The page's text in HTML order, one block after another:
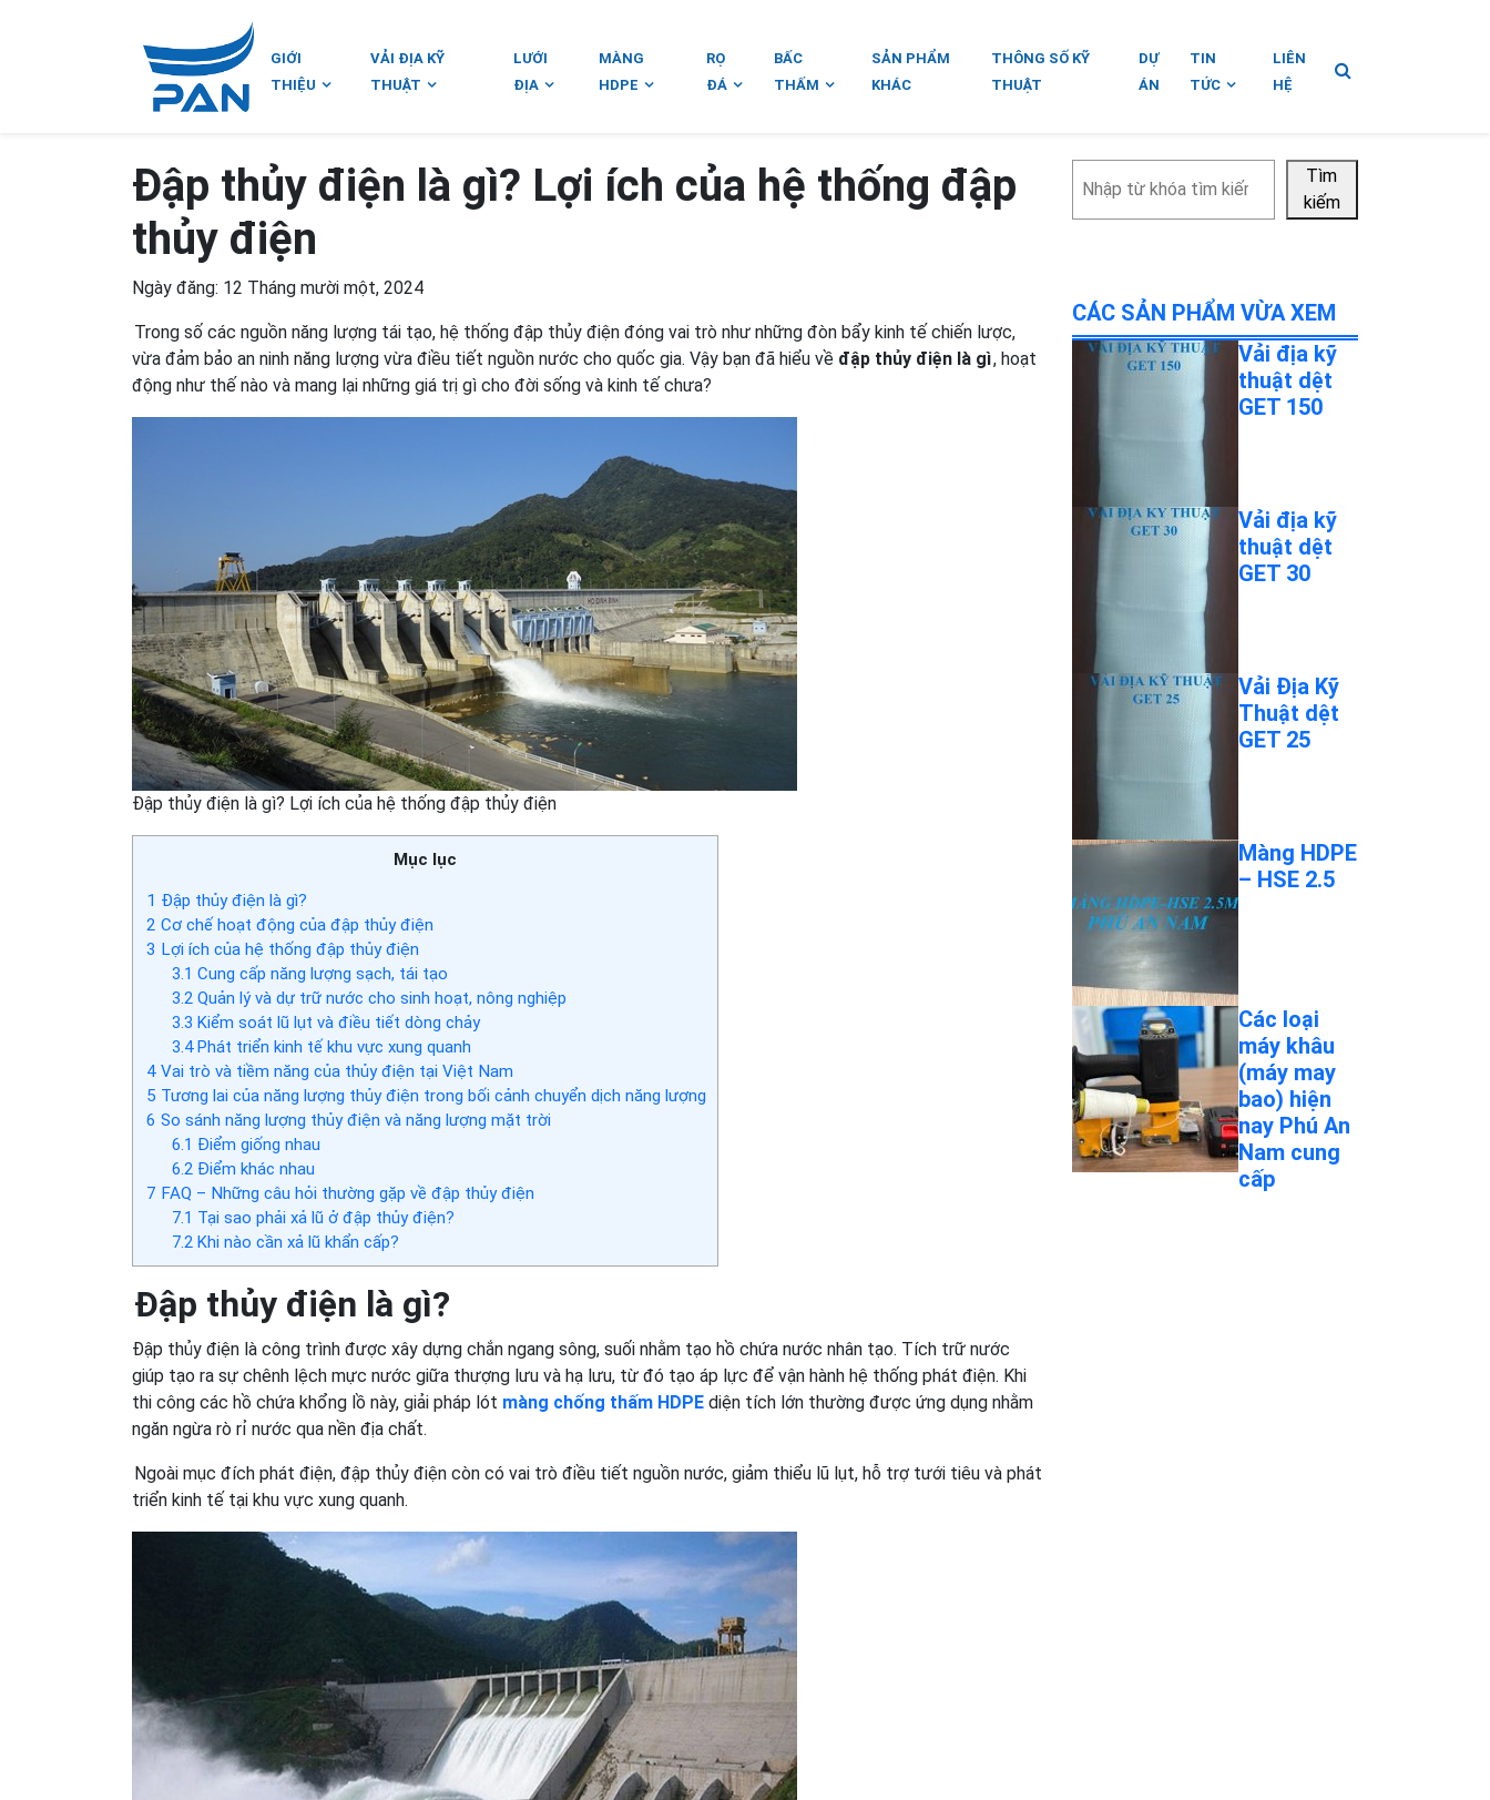
GIỚI
THIỆU
VẢI ĐỊA KỸ
THUẬT
LƯỚI
ĐỊA
MÀNG
HDPE
RỌ
ĐÁ
BẤC
THẤM
SẢN PHẨM
KHÁC
THÔNG SỐ KỸ
THUẬT
DỰ
ÁN
TIN
TỨC
LIÊN
HỆ
Đập thủy điện là gì? Lợi ích của hệ thống đập
thủy điện
Ngày đăng: 12 Tháng mười một, 2024
Trong số các nguồn năng lượng tái tạo, hệ thống đập thủy điện đóng vai trò như những đòn bẩy kinh tế chiến lược,
vừa đảm bảo an ninh năng lượng vừa điều tiết nguồn nước cho quốc gia. Vậy bạn đã hiểu về đập thủy điện là gì, hoạt
động như thế nào và mang lại những giá trị gì cho đời sống và kinh tế chưa?
Đập thủy điện là gì? Lợi ích của hệ thống đập thủy điện
Mục lục
1 Đập thủy điện là gì?
2 Cơ chế hoạt động của đập thủy điện
3 Lợi ích của hệ thống đập thủy điện
3.1 Cung cấp năng lượng sạch, tái tạo
3.2Quản lý và dự trữ nước cho sinh hoạt, nông nghiệp
3.3 Kiểm soát lũ lụt và điều tiết dòng chảy
3.4Phát triển kinh tế khu vực xung quanh
4 Vai trò và tiềm năng của thủy điện tại Việt Nam
5 Tương lai của năng lượng thủy điện trong bối cảnh chuyển dịch năng lượng
6 So sánh năng lượng thủy điện và năng lượng mặt trời
6.1 Điểm giống nhau
6.2Điểm khác nhau
7 FAQ – Những câu hỏi thường gặp về đập thủy điện
7.1 Tại sao phải xả lũ ở đập thủy điện?
7.2Khi nào cần xả lũ khẩn cấp?
Đập thủy điện là gì?
Đập thủy điện là công trình được xây dựng chắn ngang sông, suối nhằm tạo hồ chứa nước nhân tạo. Tích trữ nước
giúp tạo ra sự chênh lệch mực nước giữa thượng lưu và hạ lưu, từ đó tạo áp lực để vận hành hệ thống phát điện. Khi
thi công các hồ chứa khổng lồ này, giải pháp lót màng chống thấm HDPE diện tích lớn thường được ứng dụng nhằm
ngăn ngừa rò rỉ nước qua nền địa chất.
Ngoài mục đích phát điện, đập thủy điện còn có vai trò điều tiết nguồn nước, giảm thiểu lũ lụt, hỗ trợ tưới tiêu và phát
triển kinh tế tại khu vực xung quanh.
kiếm
Tìm
kiếm
CÁC SẢN PHẨM VỪA XEM
Vải địa kỹ
thuật dệt
GET 150
Vải địa kỹ
thuật dệt
GET 30
Vải Địa Kỹ
Thuật dệt
GET 25
Màng HDPE
– HSE 2.5
Các loại
máy khâu
(máy may
bao) hiện
nay Phú An
Nam cung
cấp